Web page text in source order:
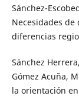
Sánchez-
Necesidades
diferencias
Sánchez
Gómez Acuña,
la orientación